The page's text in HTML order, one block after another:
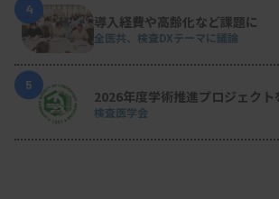
4
導入経費や高齢化など課題に
全医共、検査DXテーマに議論
5
2026年度学術推進プロジェクト
検査医学会